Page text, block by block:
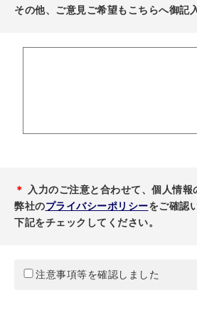
その他、ご意見ご希望もこちらへ御記
＊
入力のご注意と合わせて、個人情報
弊社のプライバシーポリシーをご確認
下記をチェックしてください。
注意事項等を確認しました